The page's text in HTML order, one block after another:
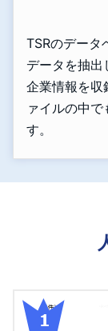
TSRのデータ
データを抽
企業情報を収
ァイルの中
す。